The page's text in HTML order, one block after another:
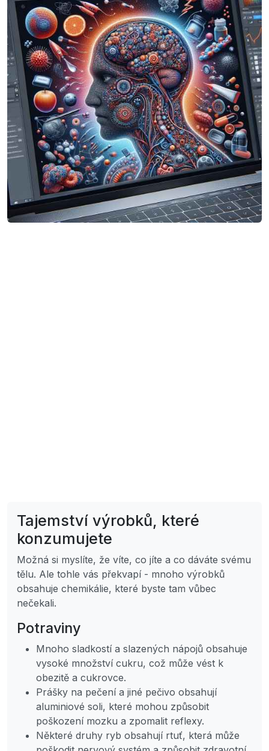
Tajemství výrobků, které
konzumujete
Možná si myslíte, že víte, co jíte a co dáváte svému
tělu. Ale tohle vás překvapí - mnoho výrobků
obsahuje chemikálie, které byste tam vůbec
nečekali.
Potraviny
Mnoho sladkostí a slazených nápojů obsahuje
vysoké množství cukru, což může vést k
obezitě a cukrovce.
Prášky na pečení a jiné pečivo obsahují
aluminiové soli, které mohou způsobit
poškození mozku a zpomalit reflexy.
Některé druhy ryb obsahují rtuť, která může